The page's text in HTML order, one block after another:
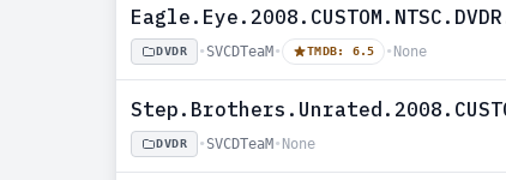
DVDR • SVCDTeaM • TMDB: 6.5 • None
DVDR • SVCDTeaM • None